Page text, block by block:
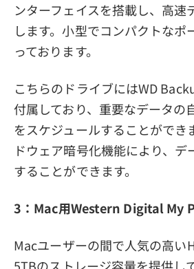
ンターフェイスを搭載し、高速
します。小型でコンパクトなポ
っております。
こちらのドライブにはWD
付属しており、重要なデータの
をスケジュールすることができ
ドウェア暗号化機能により、デ
することができます。
3：Mac用Western Digital My
Macユーザーの間で人気の高い